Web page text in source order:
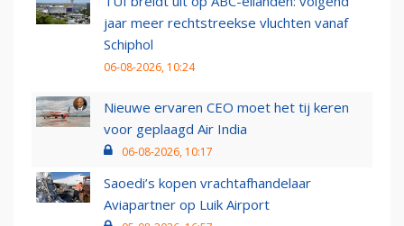
jaar meer rechtstreekse vluchten vanaf
Schiphol
06-08-2026, 10:24
Nieuwe ervaren CEO moet het tij keren
voor geplaagd Air India
06-08-2026, 10:17
Saoedi’s kopen vrachtafhandelaar
Aviapartner op Luik Airport